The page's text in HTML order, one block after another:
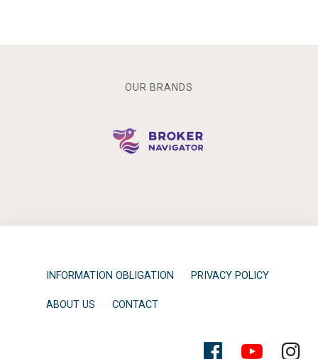
OUR BRANDS
INFORMATION OBLIGATION PRIVACY POLICY
ABOUT US CONTACT